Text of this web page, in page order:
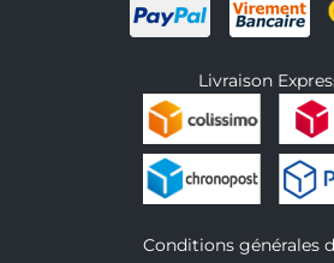
Livraison
Conditions générales